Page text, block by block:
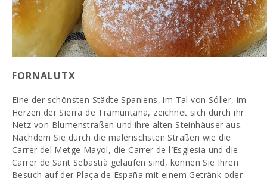
FORNALUTX
Eine der schönsten Städte Spaniens, im Tal von Sóller, im
Herzen der Sierra de Tramuntana, zeichnet sich durch ihr
Netz von Blumenstraßen und ihre alten Steinhäuser aus.
Nachdem Sie durch die malerischsten Straßen wie die
Carrer del Metge Mayol, die Carrer de l′Esglesia und die
Carrer de Sant Sebastià gelaufen sind, können Sie Ihren
Besuch auf der Plaça de España mit einem Getränk oder